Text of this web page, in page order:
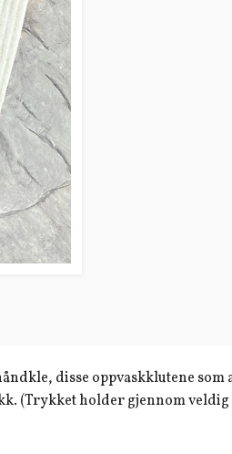
disse oppvaskklutene som
(Trykket holder gjennom veldig